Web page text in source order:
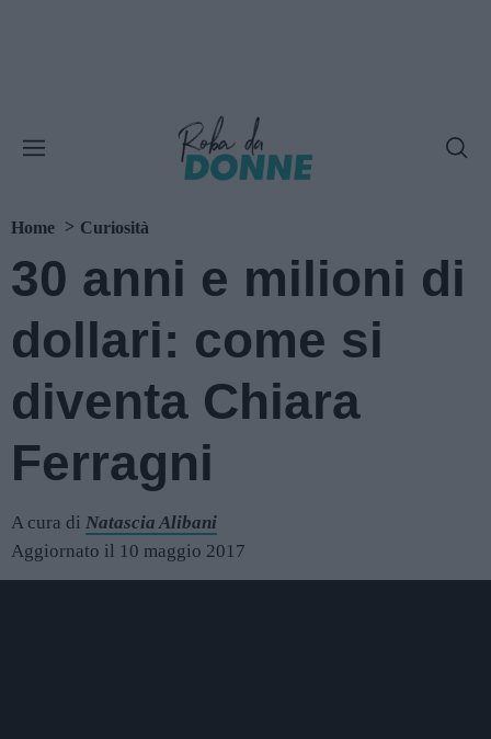
Home Curiosità
30 anni e milioni di
dollari: come si
diventa Chiara
Ferragni
A cura di Natascia Alibani
Aggiornato il 10 maggio 2017